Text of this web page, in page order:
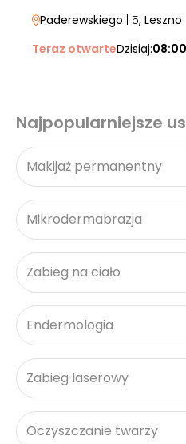
Paderewskiego | 5, Leszno
Teraz otwarteDzisiaj:
Najpopularniejsze
Makijaż permanentny
Mikrodermabrazja
Zabieg na ciało
Endermologia
Zabieg laserowy
Oczyszczanie twarzy